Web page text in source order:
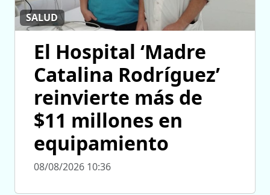
SALUD
El Hospital ‘Madre
Catalina Rodríguez’
reinvierte más de
$11 millones en
equipamiento
08/08/2026 10:36